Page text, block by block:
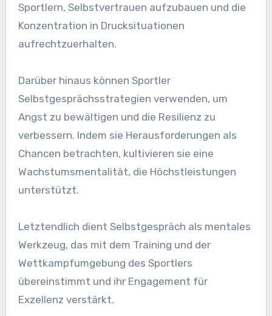
Sportlern, Selbstvertrauen aufzubauen und die
Konzentration in Drucksituationen
aufrechtzuerhalten.
Darüber hinaus können Sportler
Selbstgesprächsstrategien verwenden, um
Angst zu bewältigen und die Resilienz zu
verbessern. Indem sie Herausforderungen als
Chancen betrachten, kultivieren sie eine
Wachstumsmentalität, die Höchstleistungen
unterstützt.
Letztendlich dient Selbstgespräch als mentales
Werkzeug, das mit dem Training und der
Wettkampfumgebung des Sportlers
übereinstimmt und ihr Engagement für
Exzellenz verstärkt.